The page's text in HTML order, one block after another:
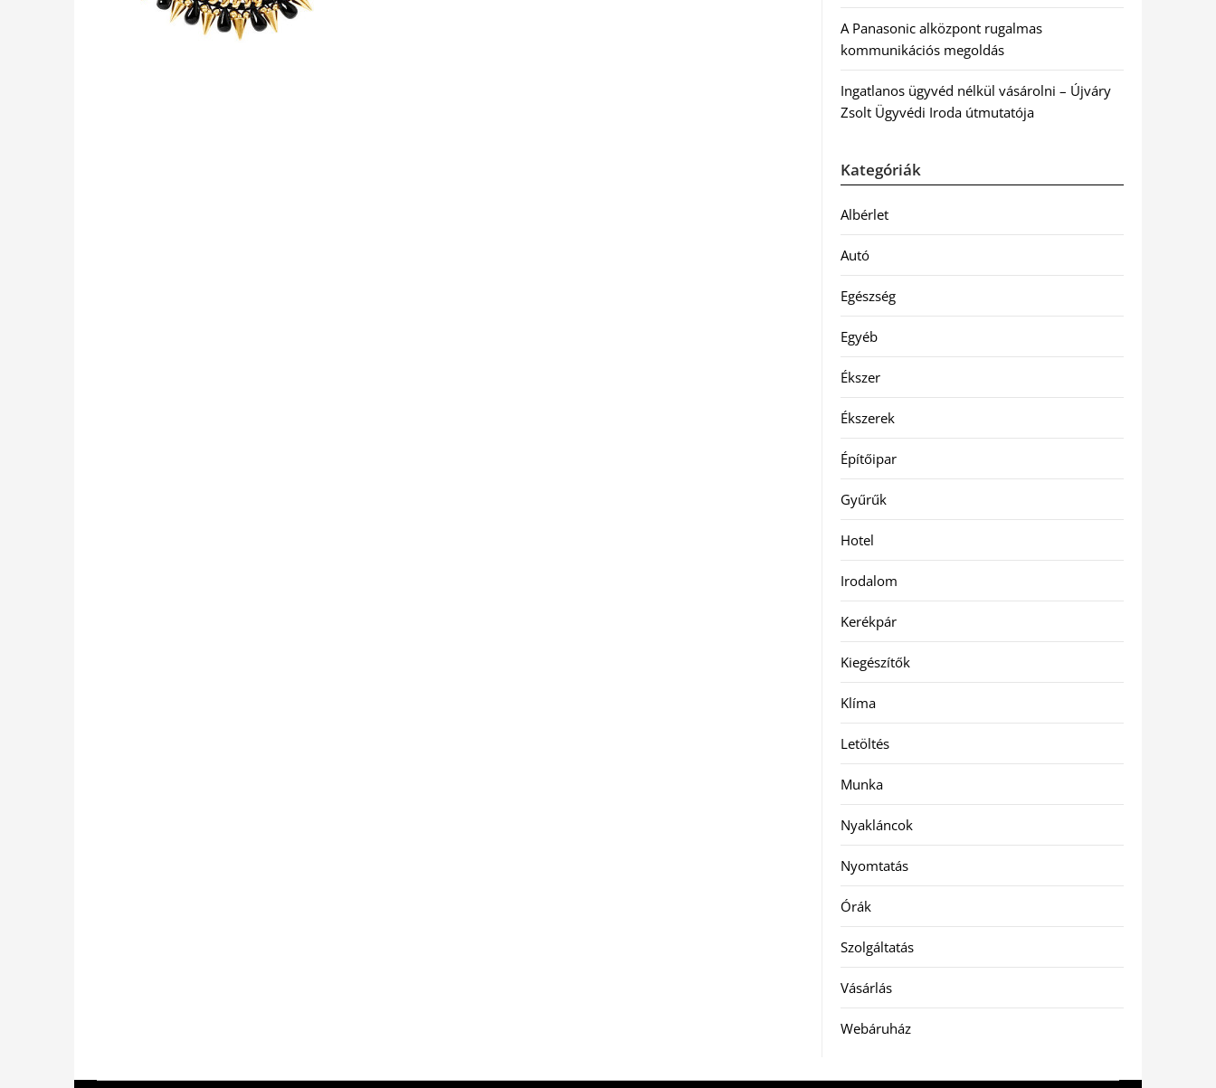
A Panasonic alközpont rugalmas
kommunikációs megoldás
Ingatlanos ügyvéd nélkül vásárolni – Újváry
Zsolt Ügyvédi Iroda útmutatója
Kategóriák
Albérlet
Autó
Egészség
Egyéb
Ékszer
Ékszerek
Építőipar
Gyűrűk
Hotel
Irodalom
Kerékpár
Kiegészítők
Klíma
Letöltés
Munka
Nyakláncok
Nyomtatás
Órák
Szolgáltatás
Vásárlás
Webáruház